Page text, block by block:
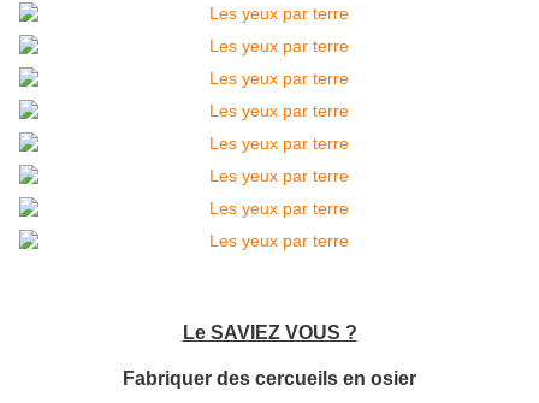
Le SAVIEZ VOUS ?
Fabriquer des cercueils en osier